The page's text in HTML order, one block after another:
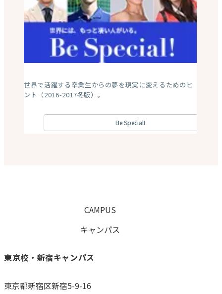
世界で活躍する卒業生からの夢を現実に変えるためのヒ
ント（2016-2017冬版）。
Be Special!
CAMPUS
キャンパス
東京校・新宿キャンパス
東京都新宿区新宿5-9-16